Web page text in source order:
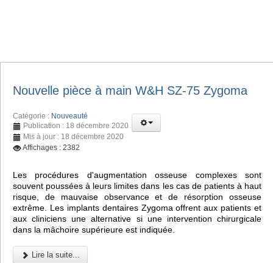
Nouvelle pièce à main W&H SZ-75 Zygoma
Catégorie : Nouveauté
Publication : 18 décembre 2020
Mis à jour : 18 décembre 2020
Affichages : 2382
Les procédures d'augmentation osseuse complexes sont
souvent poussées à leurs limites dans les cas de patients à haut
risque, de mauvaise observance et de résorption osseuse
extrême. Les implants dentaires Zygoma offrent aux patients et
aux cliniciens une alternative si une intervention chirurgicale
dans la mâchoire supérieure est indiquée.
Lire la suite...